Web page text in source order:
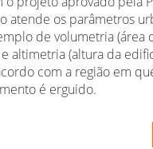
atende os parâmetros
de volumetria (área
altimetria (altura da
com a região em
é erguido.